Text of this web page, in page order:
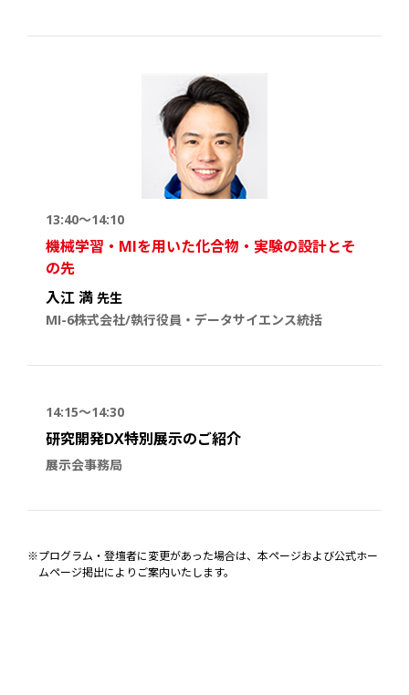
13:40～14:10
機械学習・MIを用いた化合物・実験の設計とそ
の先
入江 満先生
MI-6株式会社/執行役員・データサイエンス統括
14:15～14:30
研究開発DX特別展示のご紹介
展示会事務局
※プログラム・登壇者に変更があった場合は、本ページおよび公式ホー
ムページ掲出によりご案内いたします。